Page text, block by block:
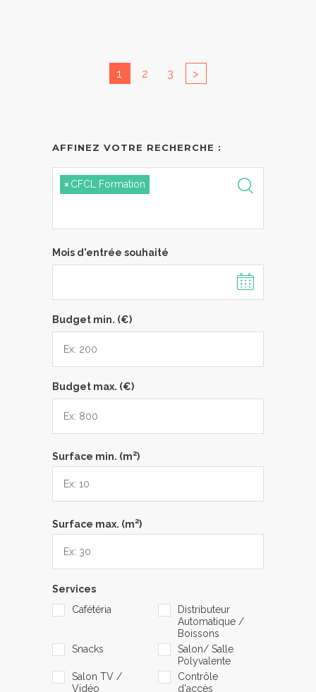
1 2 3 >
AFFINEZ VOTRE RECHERCHE :
× CFCL Formation
Mois d'entrée souhaité
Budget min. (€)
Budget max. (€)
Surface min. (m2)
Surface max. (m2)
Services
Cafétéria
Distributeur
Automatique /
Boissons
Snacks
Salon/ Salle
Polyvalente
Salon TV /
Vidéo
Contrôle
d'accès